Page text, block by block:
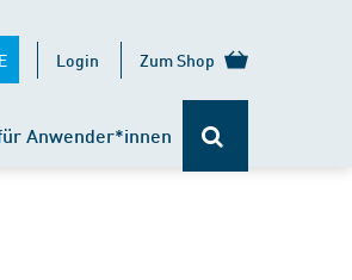
Login Zum Shop
Anwender*innen